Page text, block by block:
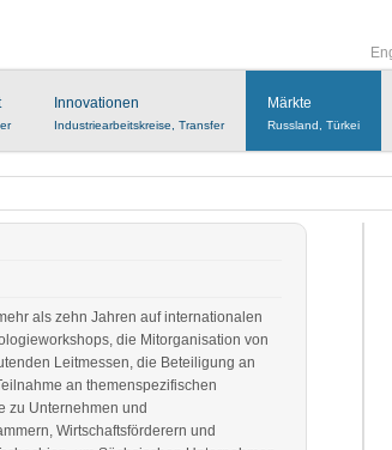
Innovationen
Industriearbeitskreise, Transfer
Märkte
Russland, Türkei
als zehn Jahren auf internationalen
die Mitorganisation von
Leitmessen, die Beteiligung an
an themenspezifischen
zu Unternehmen und
Wirtschaftsförderern und